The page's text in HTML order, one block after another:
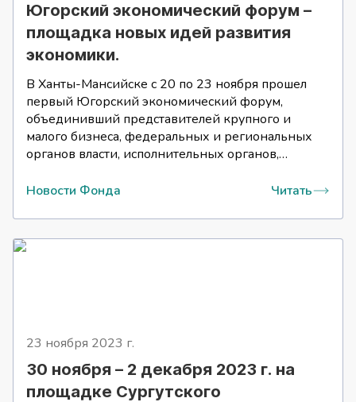
Югорский экономический форум –
площадка новых идей развития
экономики.
В Ханты-Мансийске с 20 по 23 ноября прошел
первый Югорский экономический форум,
объединивший представителей крупного и
малого бизнеса, федеральных и региональных
органов власти, исполнительных органов,
заинтересованных в обсуждении экономической
Новости Фонда Читать
23 ноября 2023 г.
30 ноября – 2 декабря 2023 г. на
площадке Сургутского